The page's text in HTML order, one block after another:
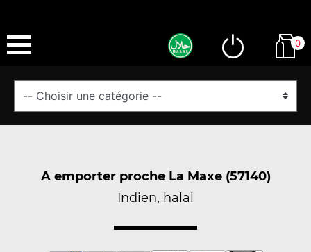
0
A emporter proche La Maxe (57140)
Indien, halal